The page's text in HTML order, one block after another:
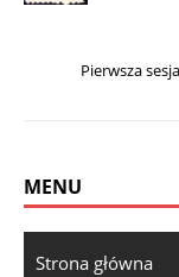
Pierwsza
MENU
Strona główna